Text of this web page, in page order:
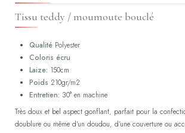
Tissu teddy / moumoute bouclé
Qualité Polyester
Coloris écru
Laize: 150cm
Poids 210gr/m2
Entretien: 30° en machine
Très doux et bel aspect gonflant, parfait pour la
doublure ou même d'un doudou, d'une couverture ou